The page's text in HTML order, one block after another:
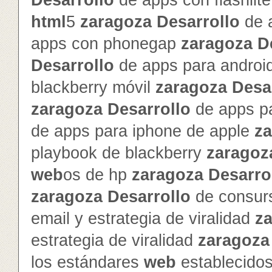
html 5 zaragoza Desarrollo de
apps con phonegap zaragoza
Desarrollo de apps para
blackberry móvil zaragoza
zaragoza Desarrollo de apps
de apps para iphone de apple
playbook de blackberry
webos de hp zaragoza
zaragoza Desarrollo de
email y estrategia de viralidad
estrategia de viralidad zaragoza
los estándares web